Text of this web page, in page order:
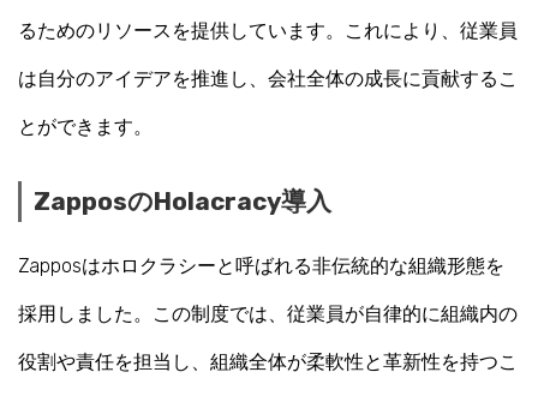
るためのリソースを提供しています。これにより、従業員
は自分のアイデアを推進し、会社全体の成長に貢献するこ
とができます。
ZapposのHolacracy導入
Zapposはホロクラシーと呼ばれる非伝統的な組織形態を
採用しました。この制度では、従業員が自律的に組織内の
役割や責任を担当し、組織全体が柔軟性と革新性を持つこ